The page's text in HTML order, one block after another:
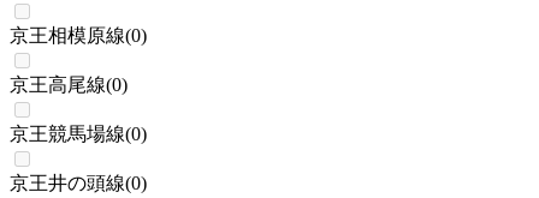
京王相模原線(0)
京王高尾線(0)
京王競馬場線(0)
京王井の頭線(0)